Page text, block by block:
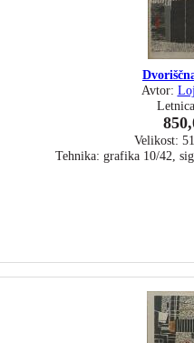
Avtor:
Velikost:
Tehnika: grafika 10/42,